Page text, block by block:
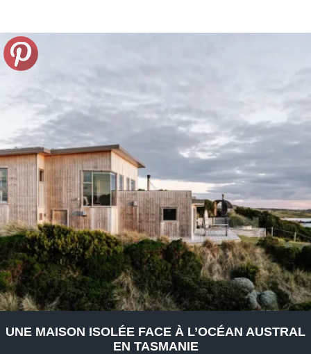
UNE MAISON ISOLÉE FACE À L’OCÉAN AUSTRAL
EN TASMANIE